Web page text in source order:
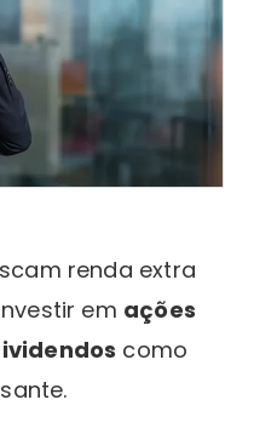
renda extra
em ações
como